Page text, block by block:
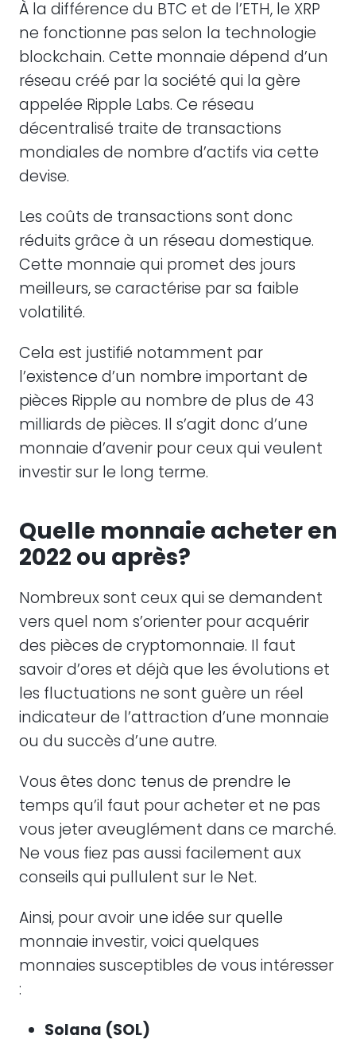
À la différence du BTC et de l’ETH, le XRP
ne fonctionne pas selon la technologie
blockchain. Cette monnaie dépend d’un
réseau créé par la société qui la gère
appelée Ripple Labs. Ce réseau
décentralisé traite de transactions
mondiales de nombre d’actifs via cette
devise.
Les coûts de transactions sont donc
réduits grâce à un réseau domestique.
Cette monnaie qui promet des jours
meilleurs, se caractérise par sa faible
volatilité.
Cela est justifié notamment par
l’existence d’un nombre important de
pièces Ripple au nombre de plus de 43
milliards de pièces. Il s’agit donc d’une
monnaie d’avenir pour ceux qui veulent
investir sur le long terme.
Quelle monnaie acheter en
2022 ou après?
Nombreux sont ceux qui se demandent
vers quel nom s’orienter pour acquérir
des pièces de cryptomonnaie. Il faut
savoir d’ores et déjà que les évolutions et
les fluctuations ne sont guère un réel
indicateur de l’attraction d’une monnaie
ou du succès d’une autre.
Vous êtes donc tenus de prendre le
temps qu’il faut pour acheter et ne pas
vous jeter aveuglément dans ce marché.
Ne vous fiez pas aussi facilement aux
conseils qui pullulent sur le Net.
Ainsi, pour avoir une idée sur quelle
monnaie investir, voici quelques
monnaies susceptibles de vous intéresser
:
Solana (SOL)